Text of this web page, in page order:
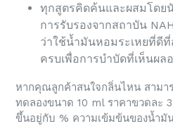
ทุกสูตรคิดค้นและผสมโดย
การรับรองจากสถาบัน
ว่าใช้น้ำมันหอมระเหยที่ดี
ครบเพื่อการบำบัดที่เห็นผล
หากคุณลูกค้าสนใจกลิ่นไหน สามา
ทดลองขนาด 10 ml ราคาขวดละ
ขึ้นอยู่กับ % ความเข้มข้นของน้ำมั